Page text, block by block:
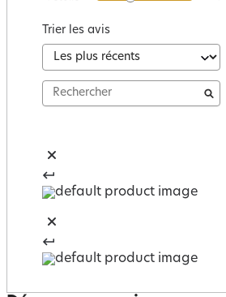
Trier les avis